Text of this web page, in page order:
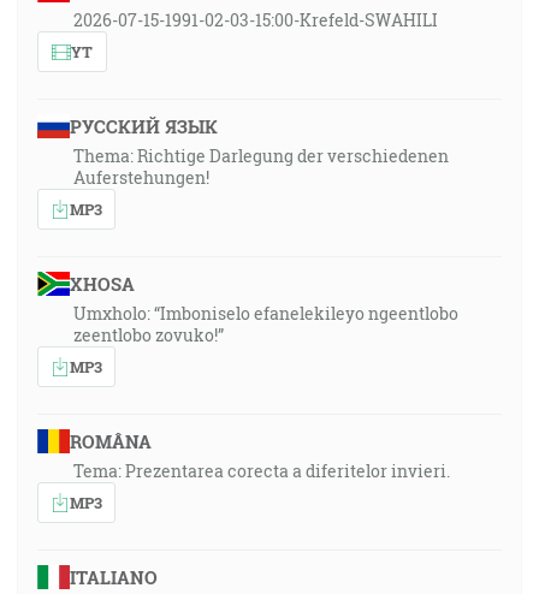
2026-07-15-1991-02-03-15:00-Krefeld-SWAHILI
YT
РУССКИЙ ЯЗЫК
Thema: Richtige Darlegung der verschiedenen
Auferstehungen!
MP3
XHOSA
Umxholo: “Imboniselo efanelekileyo ngeentlobo
zeentlobo zovuko!”
MP3
ROMÂNA
Tema: Prezentarea corecta a diferitelor invieri.
MP3
ITALIANO